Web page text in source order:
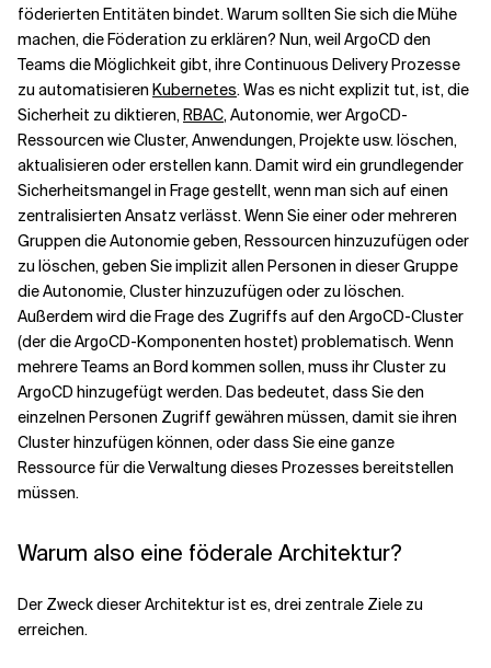
föderierten Entitäten bindet. Warum sollten Sie sich die Mühe
machen, die Föderation zu erklären? Nun, weil ArgoCD den
Teams die Möglichkeit gibt, ihre Continuous Delivery Prozesse
zu automatisieren Kubernetes. Was es nicht explizit tut, ist, die
Sicherheit zu diktieren,RBAC, Autonomie, wer ArgoCD-
Ressourcen wie Cluster, Anwendungen, Projekte usw. löschen,
aktualisieren oder erstellen kann. Damit wird ein grundlegender
Sicherheitsmangel in Frage gestellt, wenn man sich auf einen
zentralisierten Ansatz verlässt. Wenn Sie einer oder mehreren
Gruppen die Autonomie geben, Ressourcen hinzuzufügen oder
zu löschen, geben Sie implizit allen Personen in dieser Gruppe
die Autonomie, Cluster hinzuzufügen oder zu löschen.
Außerdem wird die Frage des Zugriffs auf den ArgoCD-Cluster
(der die ArgoCD-Komponenten hostet) problematisch. Wenn
mehrere Teams an Bord kommen sollen, muss ihr Cluster zu
ArgoCD hinzugefügt werden. Das bedeutet, dass Sie den
einzelnen Personen Zugriff gewähren müssen, damit sie ihren
Cluster hinzufügen können, oder dass Sie eine ganze
Ressource für die Verwaltung dieses Prozesses bereitstellen
müssen.
Warum also eine föderale Architektur?
Der Zweck dieser Architektur ist es, drei zentrale Ziele zu
erreichen.